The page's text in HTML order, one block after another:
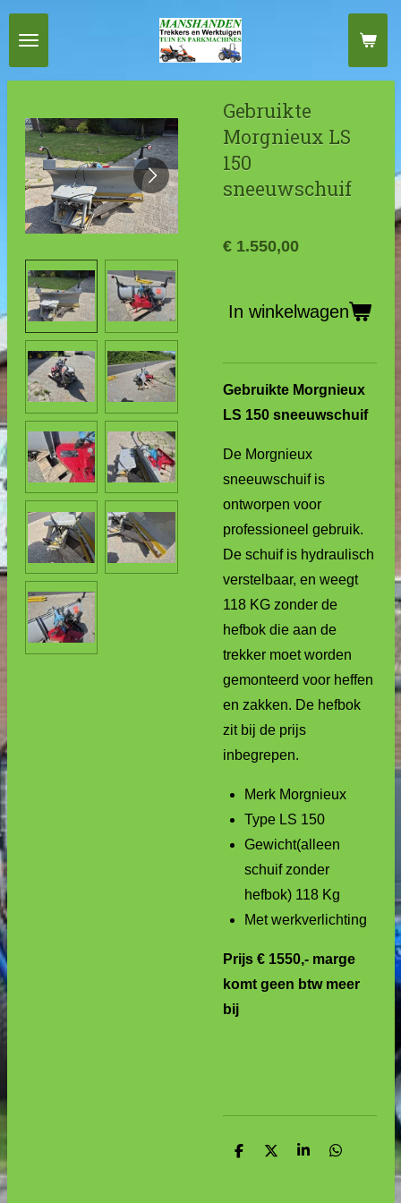
Ga
direct
naar
hoofdinhoud
Gebruikte
Morgnieux LS
150
sneeuwschuif
€ 1.550,00
In winkelwagen
Gebruikte Morgnieux
LS 150 sneeuwschuif
De Morgnieux
sneeuwschuif is
ontworpen voor
professioneel gebruik.
De schuif is hydraulisch
verstelbaar, en weegt
118 KG zonder de
hefbok die aan de
trekker moet worden
gemonteerd voor heffen
en zakken. De hefbok
zit bij de prijs
inbegrepen.
Merk Morgnieux
Type LS 150
Gewicht(alleen
schuif zonder
hefbok) 118 Kg
Met werkverlichting
Prijs € 1550,- marge
komt geen btw meer
bij
D
D
S
D